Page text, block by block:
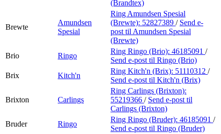
(Brandtex)
Brewte
Amundsen
Spesial
Ring Amundsen Spesial
(Brewte): 52827389 / Send e-
post til Amundsen Spesial
(Brewte)
Brio
Ringo
Ring Ringo (Brio): 46185091 /
Send e-post til Ringo (Brio)
Brix
Kitch'n
Ring Kitch'n (Brix): 51110312 /
Send e-post til Kitch'n (Brix)
Brixton Carlings
Ring Carlings (Brixton):
55219366 / Send e-post til
Carlings (Brixton)
Bruder
Ringo
Ring Ringo (Bruder): 46185091 /
Send e-post til Ringo (Bruder)